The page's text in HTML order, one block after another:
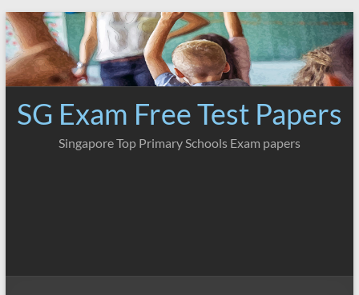
Skip
to
content
SG Exam Free Test Papers
Singapore Top Primary Schools Exam papers